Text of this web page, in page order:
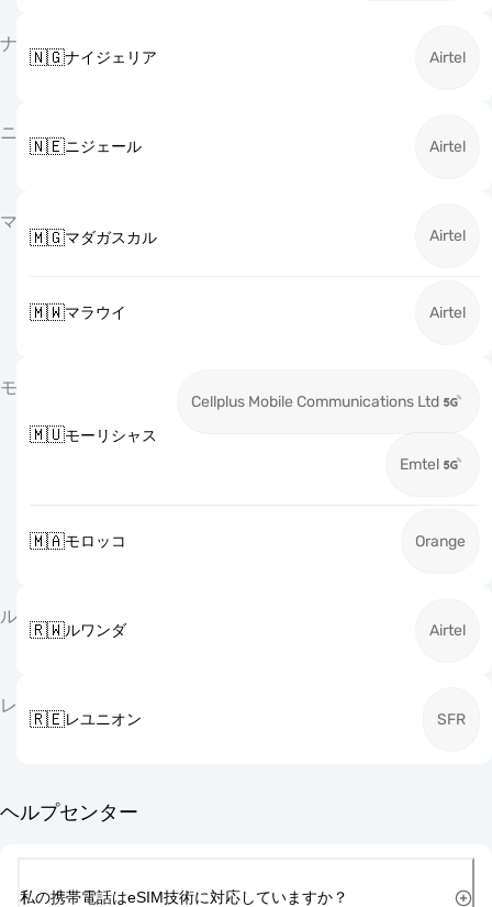
ナ
🇳🇬ナイジェリア Airtel
ニ
🇳🇪ニジェール Airtel
マ
🇲🇬マダガスカル Airtel
🇲🇼マラウイ Airtel
モ
🇲🇺モーリシャス
Cellplus Mobile Communications Ltd
Emtel
🇲🇦モロッコ Orange
ル
🇷🇼ルワンダ Airtel
レ
🇷🇪レユニオン SFR
ヘルプセンター
私の携帯電話はeSIM技術に対応していますか？